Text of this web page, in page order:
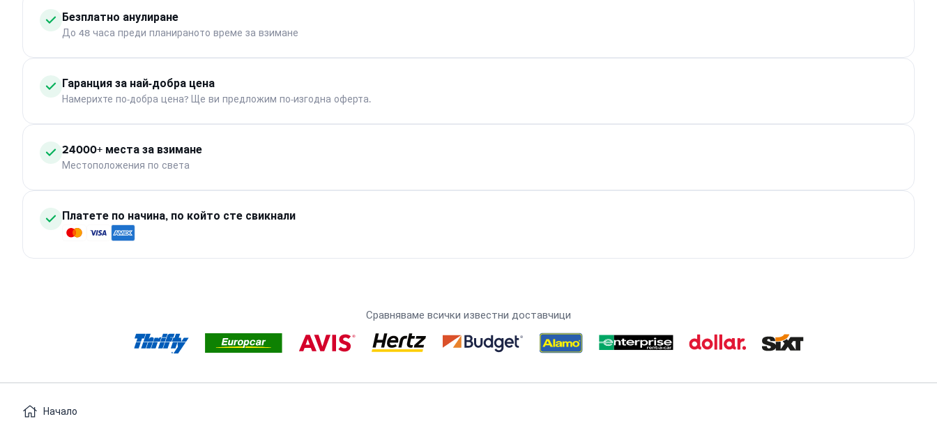
Безплатно анулиране
До 48 часа преди планираното време за взимане
Гаранция за най-добра цена
Намерихте по-добра цена? Ще ви предложим по-изгодна оферта.
24000+ места за взимане
Местоположения по света
Платете по начина, по който сте свикнали
Сравняваме всички известни доставчици
Начало